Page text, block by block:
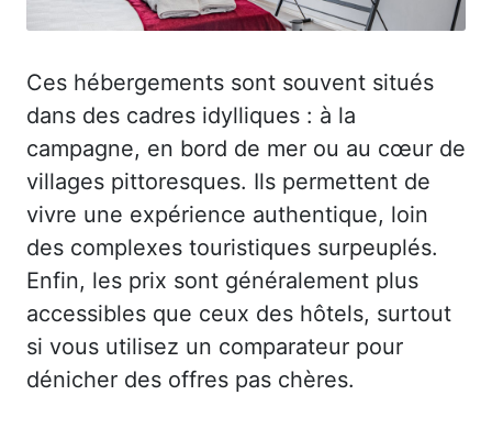
Ces hébergements sont souvent situés
dans des cadres idylliques : à la
campagne, en bord de mer ou au cœur de
villages pittoresques. Ils permettent de
vivre une expérience authentique, loin
des complexes touristiques surpeuplés.
Enfin, les prix sont généralement plus
accessibles que ceux des hôtels, surtout
si vous utilisez un comparateur pour
dénicher des offres pas chères.